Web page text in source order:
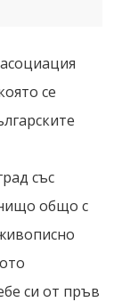
се
със
общо с
си от пръв